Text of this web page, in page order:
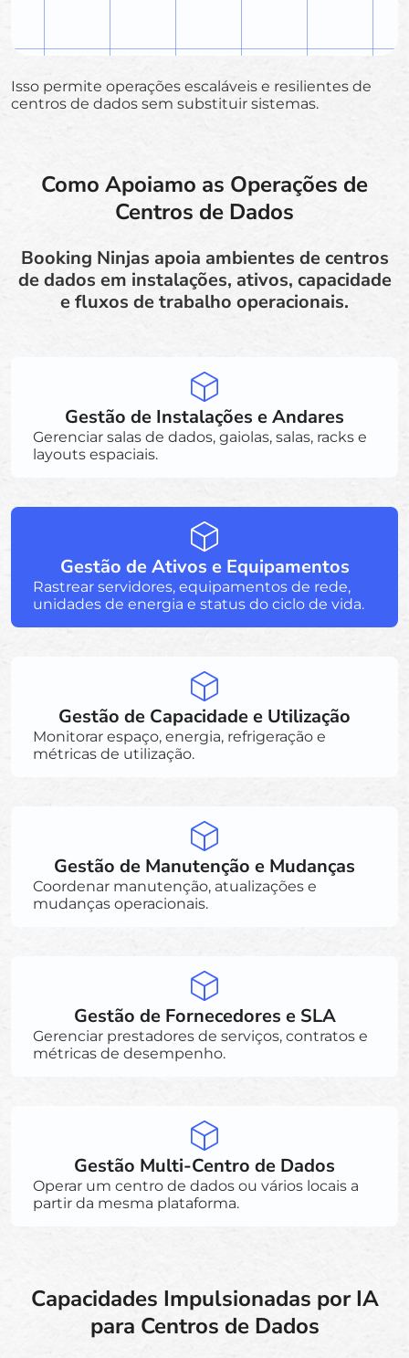
Isso permite operações escaláveis e resilientes de
centros de dados sem substituir sistemas.
Como Apoiamo as Operações de
Centros de Dados
Booking Ninjas apoia ambientes de centros
de dados em instalações, ativos, capacidade
e fluxos de trabalho operacionais.
Gestão de Instalações e Andares
Gerenciar salas de dados, gaiolas, salas, racks e
layouts espaciais.
Gestão de Ativos e Equipamentos
Rastrear servidores, equipamentos de rede,
unidades de energia e status do ciclo de vida.
Gestão de Capacidade e Utilização
Monitorar espaço, energia, refrigeração e
métricas de utilização.
Gestão de Manutenção e Mudanças
Coordenar manutenção, atualizações e
mudanças operacionais.
Gestão de Fornecedores e SLA
Gerenciar prestadores de serviços, contratos e
métricas de desempenho.
Gestão Multi-Centro de Dados
Operar um centro de dados ou vários locais a
partir da mesma plataforma.
Capacidades Impulsionadas por IA
para Centros de Dados